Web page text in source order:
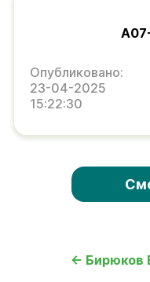
Опубликовано:
23-04-2025
15:22:30
← Бирюков